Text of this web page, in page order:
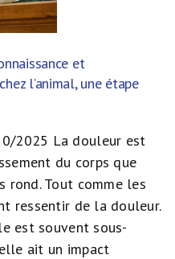
et
l’animal, une étape
2025 La douleur est
du corps que
rond. Tout comme les
ressentir de la douleur.
est souvent sous-
ait un impact